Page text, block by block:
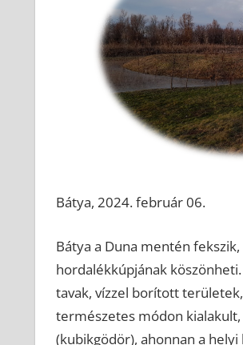
Bátya, 2024. február 06.
Bátya a Duna mentén
hordalékkúpjának
tavak, vízzel borított
természetes módon
(kubikgödör), ahonnan a